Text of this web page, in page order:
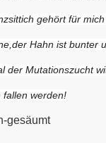
gehört für
Hahn ist bunter
der Mutationszucht
fallen werden!
gesäumt